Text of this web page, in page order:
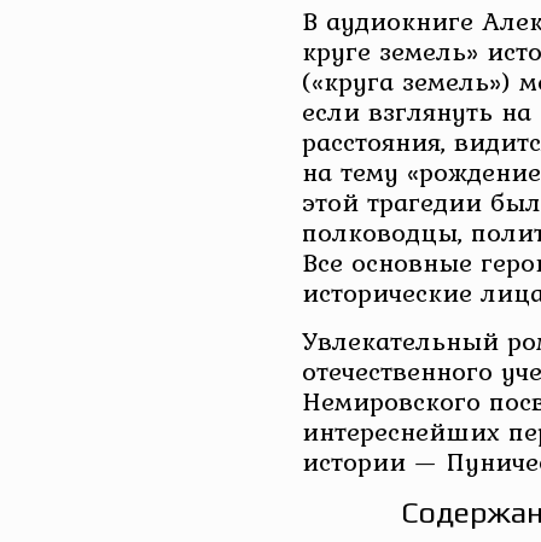
В аудиокниге
круге земель»
(«круга земель»)
если взглянуть
расстояния,
на тему
этой трагедии
полководцы,
Все основные
исторические
Увлекательный
отечественного
Немировского
интереснейших
истории —